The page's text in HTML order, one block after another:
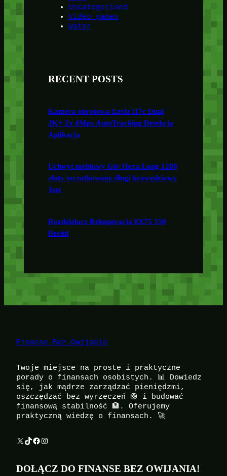
Uncategorised
Video games
Water
RECENT POSTS
Kamera obrotowa Ezviz H7c Dual
2K+ 2x 4Mpx AutoTracking Detekcja
Aplikacja
Uchwyt meblowy Gtv Hexa Long 1200
złoty szczotkowany długi krawędziowy
3szt
Rozdzielacz Rekuperacja 8X75 150
Berluf
Finanse Bez Owijania
Twoje miejsce na proste i praktyczne
porady o finansach osobistych. 📊 Dowiedz
się, jak mądrze zarządzać pieniędzmi,
oszczędzać bez wyrzeczeń 🛟 i budować
finansową stabilność 🏦. Oferujemy
praktyczną wiedzę o finansach. 🚀
X TikTok Facebook Instagram
DOŁĄCZ DO FINANSE BEZ OWIJANIA!